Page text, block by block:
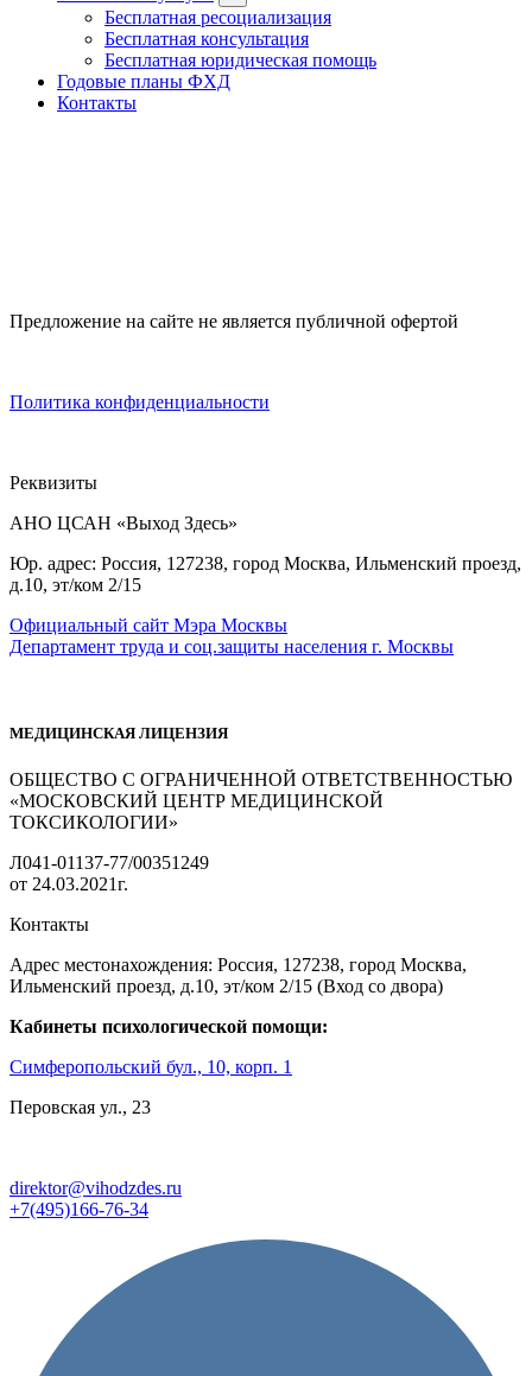
Бесплатная ресоциализация
Бесплатная консультация
Бесплатная юридическая помощь
Годовые планы ФХД
Контакты
Предложение на сайте не является публичной офертой
Политика конфиденциальности
Реквизиты
АНО ЦСАН «Выход Здесь»
Юр. адрес: Россия, 127238, город Москва, Ильменский проезд,
д.10, эт/ком 2/15
Официальный сайт Мэра Москвы
Департамент труда и соц.защиты населения г. Москвы
МЕДИЦИНСКАЯ ЛИЦЕНЗИЯ
ОБЩЕСТВО С ОГРАНИЧЕННОЙ ОТВЕТСТВЕННОСТЬЮ
«МОСКОВСКИЙ ЦЕНТР МЕДИЦИНСКОЙ
ТОКСИКОЛОГИИ»
Л041-01137-77/00351249
от 24.03.2021г.
Контакты
Адрес местонахождения: Россия, 127238, город Москва,
Ильменский проезд, д.10, эт/ком 2/15 (Вход со двора)
Кабинеты психологической помощи:
Симферопольский бул., 10, корп. 1
Перовская ул., 23
direktor@vihodzdes.ru
+7(495)166-76-34